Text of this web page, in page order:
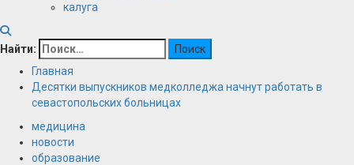
калуга
Найти:
Главная
Десятки выпускников медколледжа начнут работать в
севастопольских больницах
медицина
новости
образование